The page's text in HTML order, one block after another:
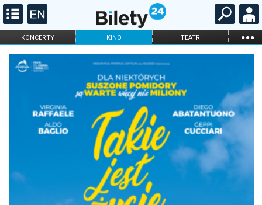
KONCERTY KINO TEATR ...
FILHARMONIA OPERA I BALET
DLA DZIECI
ONLINE